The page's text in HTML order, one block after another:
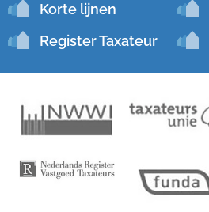
Korte lijnen
Register Taxateur